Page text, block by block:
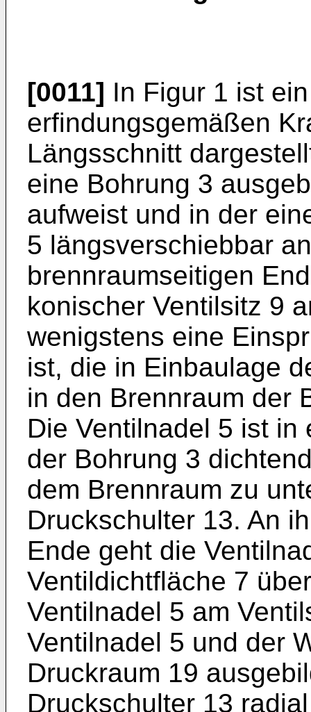
[0011] In Figur 1 ist
erfindungsgemäßen
Längsschnitt
eine Bohrung 3
aufweist und in der
5 längsverschiebbar
brennraumseitigen
konischer Ventilsitz 9
wenigstens eine
ist, die in Einbaulage
in den Brennraum der
Die Ventilnadel 5 ist
der Bohrung 3
dem Brennraum zu
Druckschulter 13. An
Ende geht die
Ventildichtfläche 7
Ventilnadel 5 am
Ventilnadel 5 und der
Druckraum 19
Druckschulter 13